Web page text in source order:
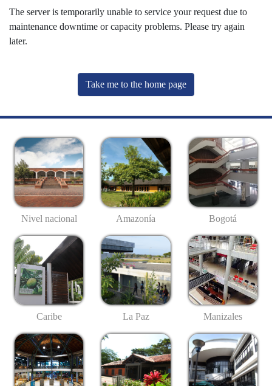
The server is temporarily unable to service your request due to
maintenance downtime or capacity problems. Please try again
later.
Take me to the home page
Nivel nacional Amazonía Bogotá
Caribe La Paz Manizales